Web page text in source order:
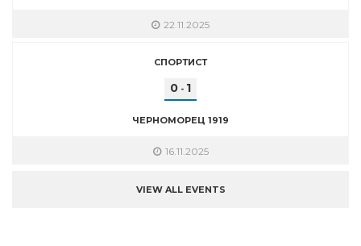
22.11.2025
СПОРТИСТ
0 - 1
ЧЕРНОМОРЕЦ 1919
16.11.2025
VIEW ALL EVENTS